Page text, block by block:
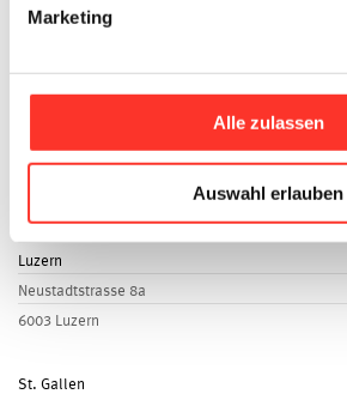
Marketing
Alle zulassen
Auswahl erlauben
Basel
4052 Basel
Seilerstrasse 4
Luzern
Neustadtstrasse 8a
6003 Luzern
St. Gallen